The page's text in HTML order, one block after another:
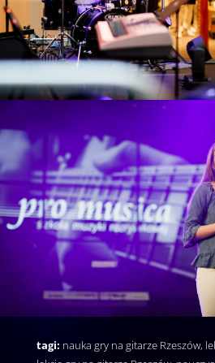
tagi: nauka gry na gitarze Rzeszów,